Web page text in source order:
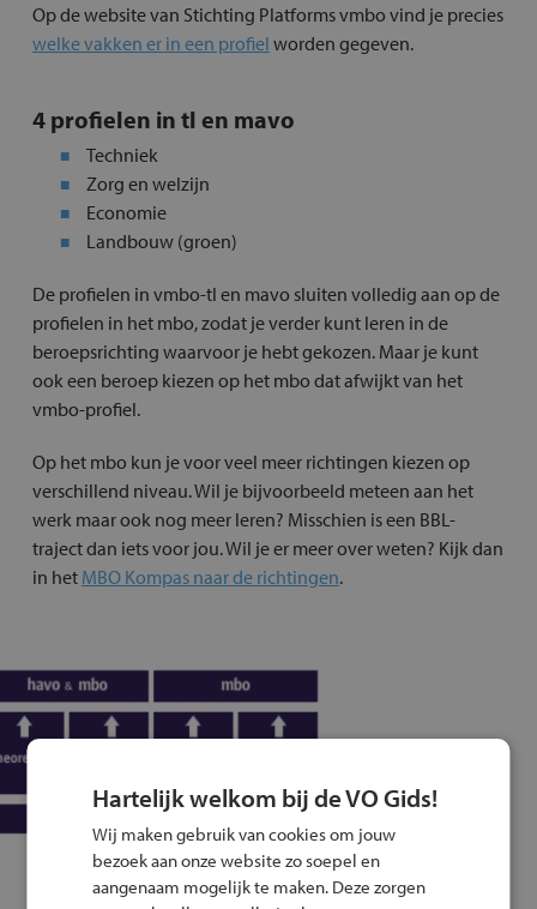
Op de website van Stichting Platforms vmbo vind je precies
welke vakken er in een profiel worden gegeven.
4 profielen in tl en mavo
Techniek
Zorg en welzijn
Economie
Landbouw (groen)
De profielen in vmbo-tl en mavo sluiten volledig aan op de
profielen in het mbo, zodat je verder kunt leren in de
beroepsrichting waarvoor je hebt gekozen. Maar je kunt
ook een beroep kiezen op het mbo dat afwijkt van het
vmbo-profiel.
Op het mbo kun je voor veel meer richtingen kiezen op
verschillend niveau. Wil je bijvoorbeeld meteen aan het
werk maar ook nog meer leren? Misschien is een BBL-
traject dan iets voor jou. Wil je er meer over weten? Kijk dan
in het MBO Kompas naar de richtingen.
Doorstroommogelijkheden
Vanuit alle leerwegen kun je verder leren op het mbo. Met
Hartelijk welkom bij de VO Gids!
Wij maken gebruik van cookies om jouw
bezoek aan onze website zo soepel en
aangenaam mogelijk te maken. Deze zorgen